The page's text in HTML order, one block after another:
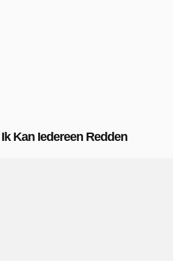
Kan Iedereen Redden